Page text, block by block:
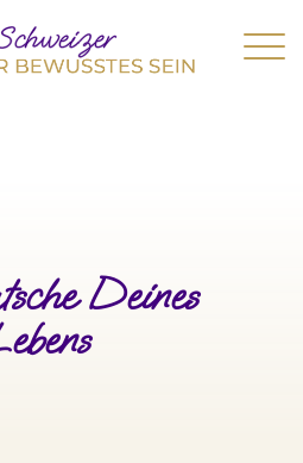
Deines